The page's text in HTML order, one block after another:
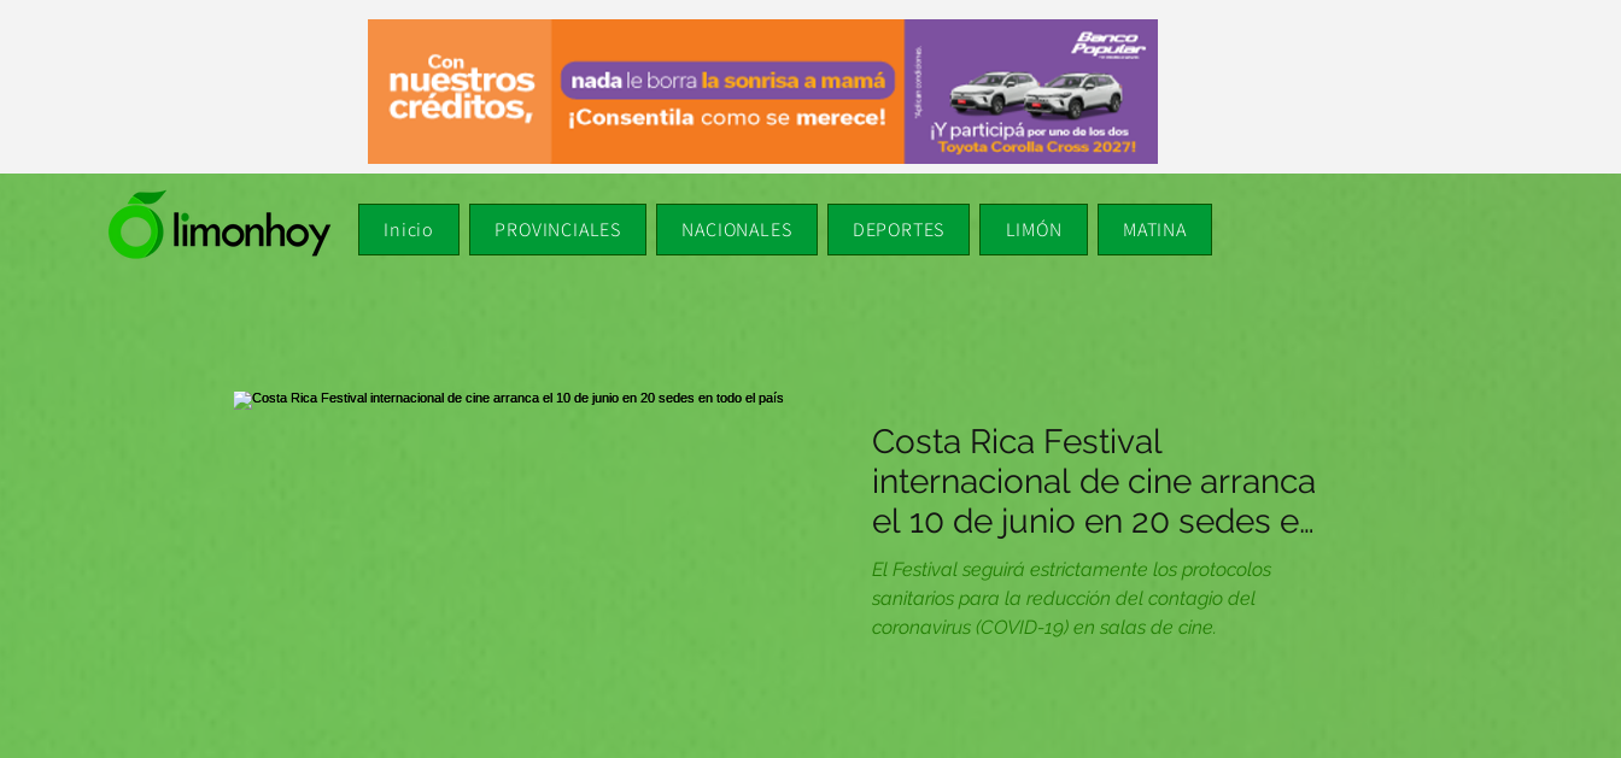
Inicio PROVINCIALES NACIONALES DEPORTES LIMÓN MATINA
Costa Rica Festival
internacional de cine arranca
el 10 de junio en 20 sedes en
todo el país
El Festival seguirá estrictamente los protocolos
sanitarios para la reducción del contagio del
coronavirus (COVID-19) en salas de cine.